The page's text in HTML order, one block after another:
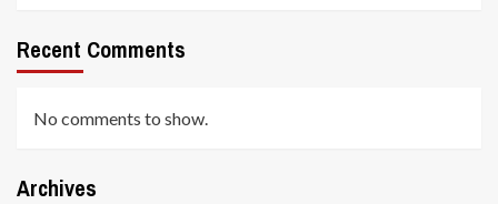
Recent Comments
No comments to show.
Archives